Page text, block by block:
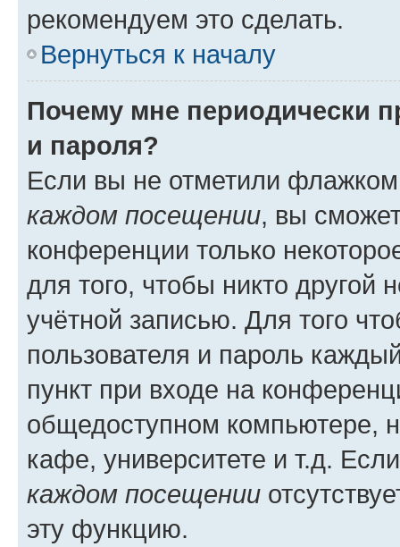
рекомендуем это сделать.
Вернуться к началу
Почему мне периодически
и пароля?
Если вы не отметили
каждом посещении, вы
конференции только
для того, чтобы никто другой
учётной записью. Для того
пользователя и пароль
пункт при входе на
общедоступном компьютере,
кафе, университете и т.д.
каждом посещении
эту функцию.